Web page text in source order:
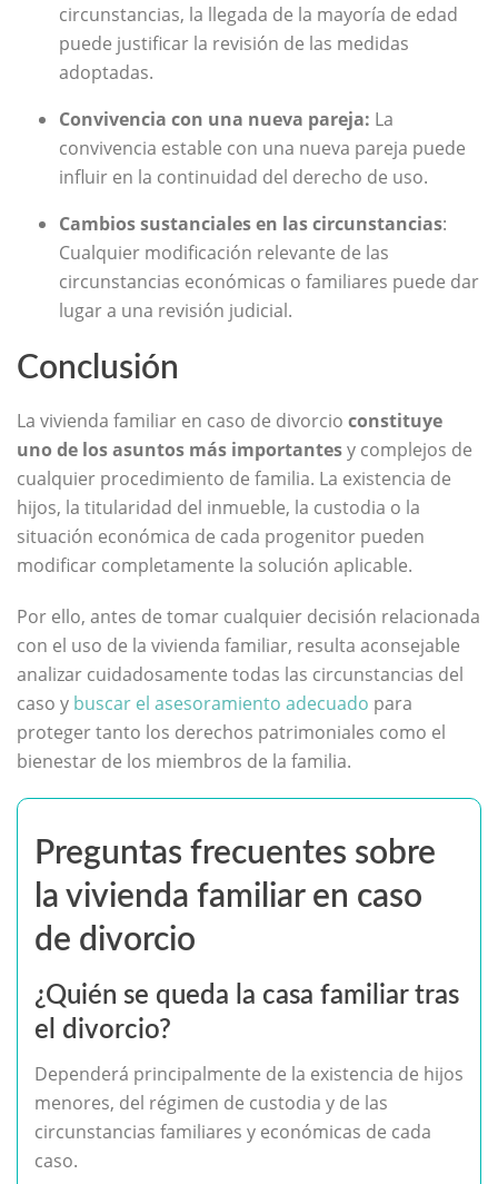
circunstancias, la llegada de la mayoría de edad
puede justificar la revisión de las medidas
adoptadas.
Convivencia con una nueva pareja: La
convivencia estable con una nueva pareja puede
influir en la continuidad del derecho de uso.
Cambios sustanciales en las circunstancias:
Cualquier modificación relevante de las
circunstancias económicas o familiares puede dar
lugar a una revisión judicial.
Conclusión
La vivienda familiar en caso de divorcio constituye
uno de los asuntos más importantesy complejos de
cualquier procedimiento de familia. La existencia de
hijos, la titularidad del inmueble, la custodia o la
situación económica de cada progenitor pueden
modificar completamente la solución aplicable.
Por ello, antes de tomar cualquier decisión relacionada
con el uso de la vivienda familiar, resulta aconsejable
analizar cuidadosamente todas las circunstancias del
caso y buscar el asesoramiento adecuado para
proteger tanto los derechos patrimoniales como el
bienestar de los miembros de la familia.
Preguntas frecuentes sobre
la vivienda familiar en caso
de divorcio
¿Quién se queda la casa familiar tras
el divorcio?
Dependerá principalmente de la existencia de hijos
menores, del régimen de custodia y de las
circunstancias familiares y económicas de cada
caso.